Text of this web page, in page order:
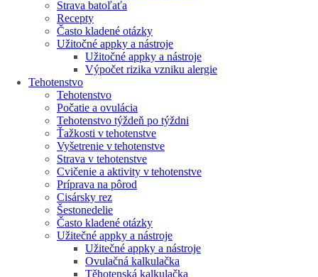
Strava batoľaťa
Recepty
Často kladené otázky
Užitočné appky a nástroje
Užitočné appky a nástroje
Výpočet rizika vzniku alergie
Tehotenstvo
Tehotenstvo
Počatie a ovulácia
Tehotenstvo týždeň po týždni
Ťažkosti v tehotenstve
Vyšetrenie v tehotenstve
Strava v tehotenstve
Cvičenie a aktivity v tehotenstve
Príprava na pôrod
Cisársky rez
Šestonedelie
Často kladené otázky
Užitečné appky a nástroje
Užitečné appky a nástroje
Ovulačná kalkulačka
Těhotenská kalkulačka